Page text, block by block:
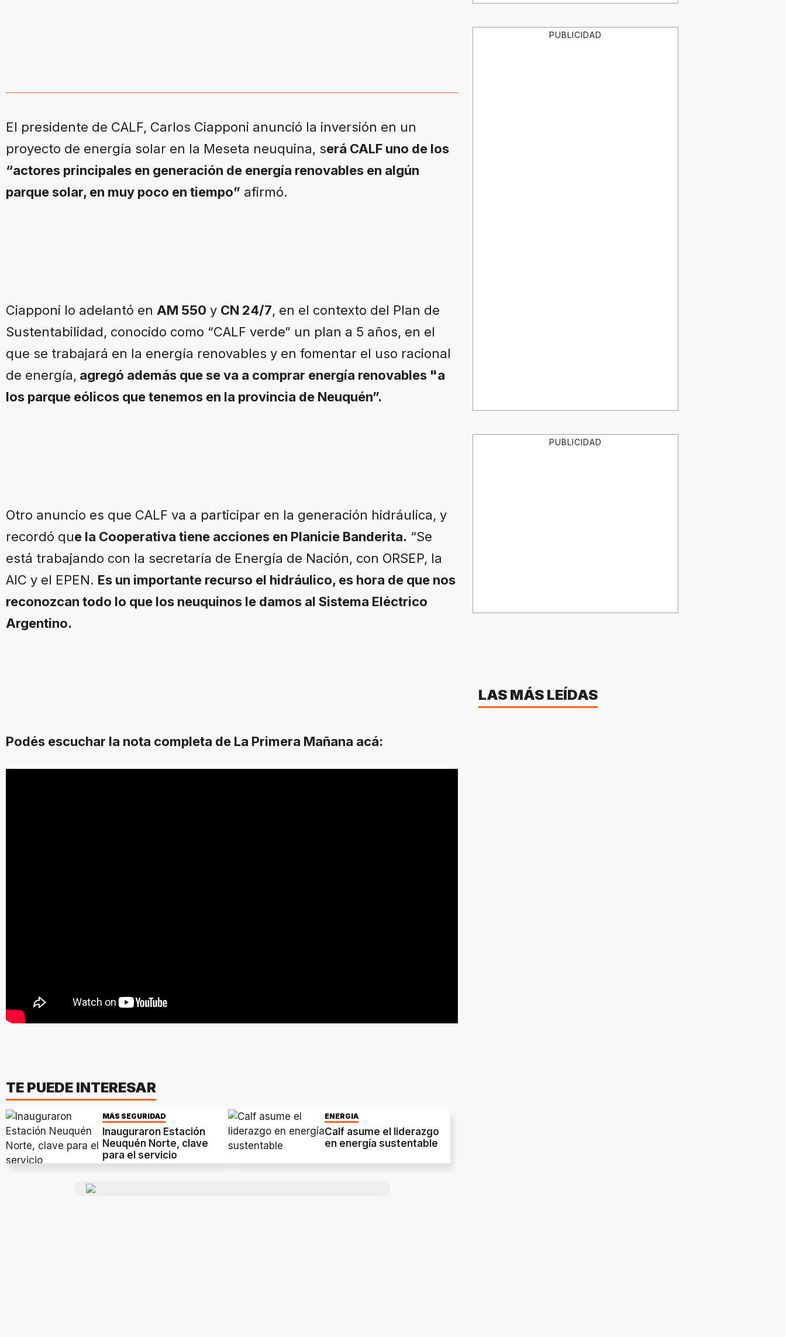
El presidente de CALF, Carlos Ciapponi anunció la inversión en un
proyecto de energía solar en la Meseta neuquina, será CALF uno de los
“actores principales en generación de energía renovables en algún
parque solar, en muy poco en tiempo” afirmó.
Ciapponi lo adelantó en AM 550 y CN 24/7, en el contexto del Plan de
Sustentabilidad, conocido como “CALF verde” un plan a 5 años, en el
que se trabajará en la energía renovables y en fomentar el uso racional
de energía, agregó además que se va a comprar energía renovables "a
los parque eólicos que tenemos en la provincia de Neuquén”.
Otro anuncio es que CALF va a participar en la generación hidráulica, y
recordó que la Cooperativa tiene acciones en Planicie Banderita. “Se
está trabajando con la secretaría de Energía de Nación, con ORSEP, la
AIC y el EPEN. Es un importante recurso el hidráulico, es hora de que nos
reconozcan todo lo que los neuquinos le damos al Sistema Eléctrico
Argentino.
Podés escuchar la nota completa de La Primera Mañana acá:
TE PUEDE INTERESAR
MÁS SEGURIDAD
Inauguraron Estación
Neuquén Norte, clave
para el servicio
ENERGIA
Calf asume el liderazgo
en energía sustentable
PUBLICIDAD
PUBLICIDAD
LAS MÁS LEÍDAS